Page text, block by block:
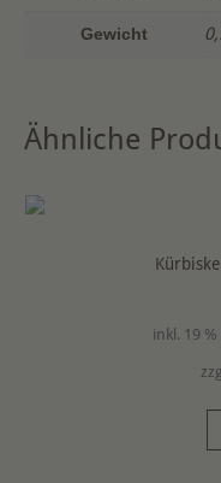
Gewicht
Ähnliche
inkl. 19 %